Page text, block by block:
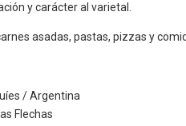
y carácter al varietal.
asadas, pastas, pizzas y
/ Argentina
Flechas